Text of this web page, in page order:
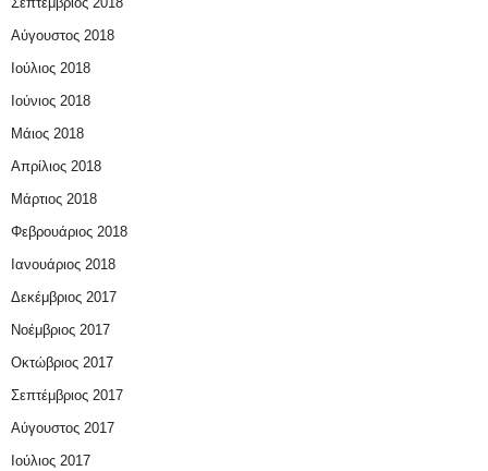
Αύγουστος 2018
Ιούλιος 2018
Ιούνιος 2018
Μάιος 2018
Απρίλιος 2018
Μάρτιος 2018
Φεβρουάριος 2018
Ιανουάριος 2018
Δεκέμβριος 2017
Νοέμβριος 2017
Οκτώβριος 2017
Σεπτέμβριος 2017
Αύγουστος 2017
Ιούλιος 2017